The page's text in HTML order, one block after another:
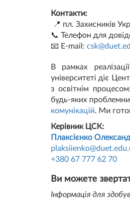
Контакти:
📍 пл. Захисників
📞 Телефон для
📧 E-mail:
В рамках
університеті діє
з освітнім
будь-яких
комунікацій. Ми
Керівник ЦСК:
Плаксієнко
+380 67 777 62 70
Ви можете
Інформація для